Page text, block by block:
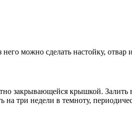
можно сделать настойку, отвар
закрывающейся крышкой. Залить
три недели в темноту,